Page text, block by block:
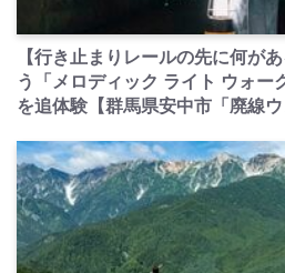
【行き止まりレールの先に何が
う「メロディック ライト ウォー
を追体験【群馬県安中市「廃線ウ